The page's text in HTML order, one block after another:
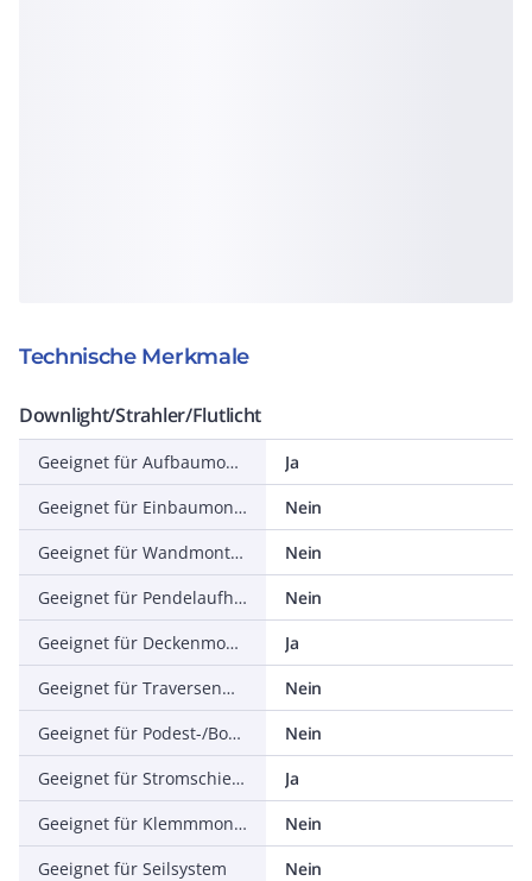
Technische Merkmale
Downlight/Strahler/Flutlicht
Geeignet für Aufbaumontage
Ja
Geeignet für Einbaumontage
Nein
Geeignet für Wandmontage
Nein
Geeignet für Pendelaufhängung
Nein
Geeignet für Deckenmontage
Ja
Geeignet für Traversenmontage
Nein
Geeignet für Podest-/Bodenmontage
Nein
Geeignet für Stromschienenmontage
Ja
Geeignet für Klemmmontage
Nein
Geeignet für Seilsystem
Nein